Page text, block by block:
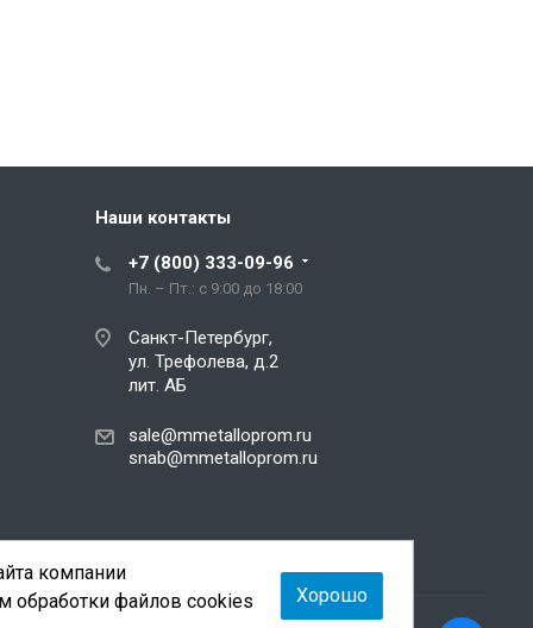
Наши контакты
+7 (800) 333-09-96
Пн. – Пт.: с 9:00 до 18:00
Санкт-Петербург,
ул. Трефолева, д.2
лит. АБ
sale@mmetalloprom.ru
snab@mmetalloprom.ru
компании
обработки файлов cookies
Хорошо